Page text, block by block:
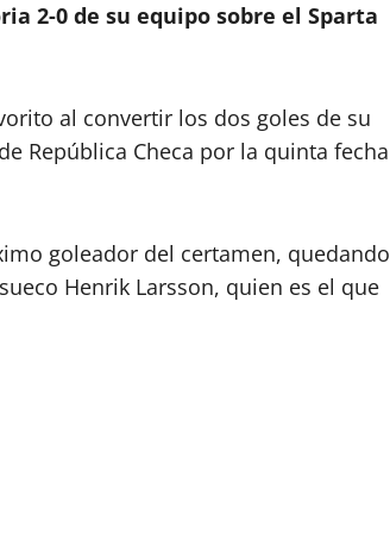
2-0 de su equipo sobre el Sparta
al convertir los dos goles de su
República Checa por la quinta fecha
goleador del certamen, quedando
Henrik Larsson, quien es el que